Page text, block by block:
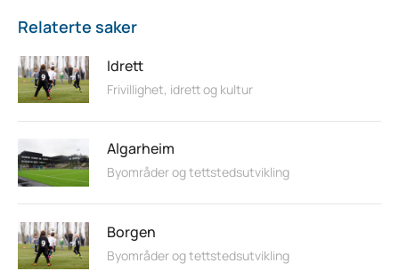
Relaterte saker
Idrett
Frivillighet, idrett og kultur
Algarheim
Byområder og tettstedsutvikling
Borgen
Byområder og tettstedsutvikling